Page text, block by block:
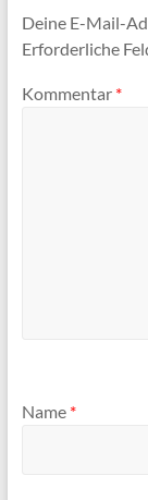
Deine E-Mail-
Erforderliche
Kommentar *
Name *